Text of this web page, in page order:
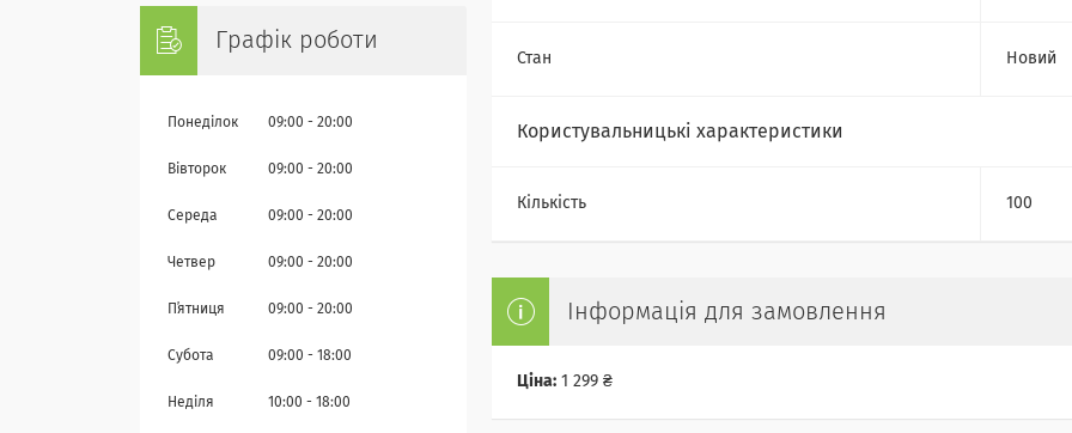
Стан Новий
Користувальницькі характеристики
Кількість 100
Інформація для замовлення
Ціна: 1 299 ₴
Графік роботи
Понеділок 09:00 20:00
Вівторок 09:00 20:00
Середа 09:00 20:00
Четвер 09:00 20:00
Пʼятниця 09:00 20:00
Субота 09:00 18:00
Неділя 10:00 18:00